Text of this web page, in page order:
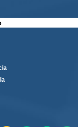
Remoto
ao Público